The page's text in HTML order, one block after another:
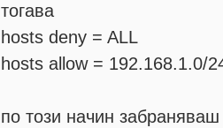
тогава
hosts deny = ALL
hosts allow = 192.168.1.0/
по този начин